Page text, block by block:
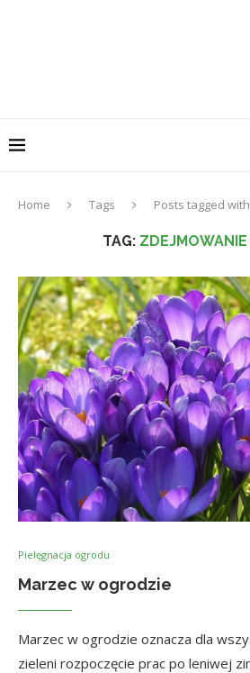
Home Tags Posts tagged
TAG: ZDEJMOWANIE
Pielęgnacja ogrodu
Marzec w ogrodzie
Marzec w ogrodzie oznacza dla
zieleni rozpoczęcie prac po leniwej